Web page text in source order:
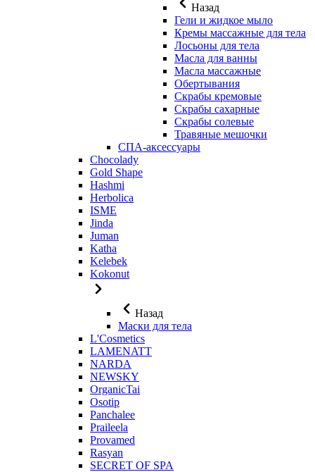
Назад
Гели и жидкое мыло
Кремы массажные для тела
Лосьоны для тела
Масла для ванны
Масла массажные
Обертывания
Скрабы кремовые
Скрабы сахарные
Скрабы солевые
Травяные мешочки
СПА-аксессуары
Chocolady
Gold Shape
Hashmi
Herbolica
ISME
Jinda
Juman
Katha
Kelebek
Kokonut
Назад
Маски для тела
L'Cosmetics
LAMENATT
NARDA
NEWSKY
OrganicTai
Osotip
Panchalee
Praileela
Provamed
Rasyan
SECRET OF SPA